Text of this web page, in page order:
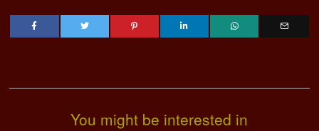
You might be interested in